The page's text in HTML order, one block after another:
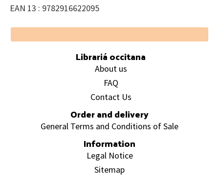
EAN 13 : 9782916622095
Footer
Librariá occitana
About us
FAQ
Contact Us
Order and delivery
General Terms and Conditions of Sale
Information
Legal Notice
Sitemap